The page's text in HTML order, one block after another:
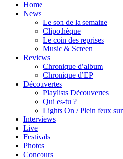
Home
News
Le son de la semaine
Clipothèque
Le coin des reprises
Music & Screen
Reviews
Chronique d’album
Chronique d’EP
Découvertes
Playlists Découvertes
Qui es-tu ?
Lights On / Plein feux sur
Interviews
Live
Festivals
Photos
Concours